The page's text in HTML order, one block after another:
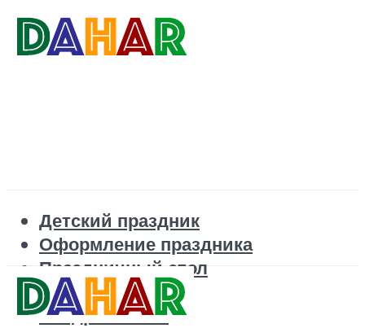
Детский праздник
Оформление праздника
Праздничный стол
Корпоратив
Поздравления